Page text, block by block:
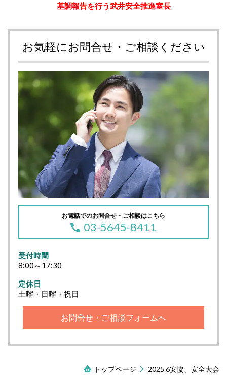
基調報告を行う武井安全推進室長
お気軽にお問合せ・ご相談ください
お電話でのお問合せ・ご相談はこちら
03-5645-8411
受付時間
8:00～17:30
定休日
土曜・日曜・祝日
お問合せ・ご相談フォームへ
トップページ 2025.6安協、安全大会